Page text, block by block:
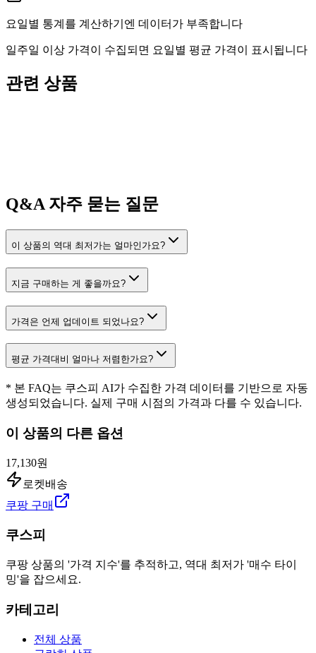
요일별 통계를 계산하기엔 데이터가 부족합니다
일주일 이상 가격이 수집되면 요일별 평균 가격이 표시됩니다
관련 상품
Q&A자주 묻는 질문
이 상품의 역대 최저가는 얼마인가요?
지금 구매하는 게 좋을까요?
가격은 언제 업데이트 되었나요?
평균 가격대비 얼마나 저렴한가요?
* 본 FAQ는 쿠스피 AI가 수집한 가격 데이터를 기반으로 자동
생성되었습니다. 실제 구매 시점의 가격과 다를 수 있습니다.
이 상품의 다른 옵션
17,130원
로켓배송
쿠팡 구매
쿠스피
쿠팡 상품의 '가격 지수'를 추적하고, 역대 최저가 '매수 타이
밍'을 잡으세요.
카테고리
전체 상품